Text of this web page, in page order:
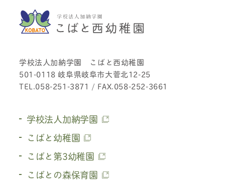
学校法人加納学園 こばと西幼稚園
501-0118 岐阜県岐阜市大菅北12-25
TEL.058-251-3871 / FAX.058-252-3661
学校法人加納学園
こばと幼稚園
こばと第3幼稚園
こばとの森保育園